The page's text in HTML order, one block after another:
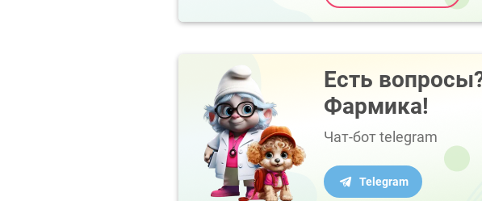
Есть
Фармика!
Чат-бот telegram
Telegram